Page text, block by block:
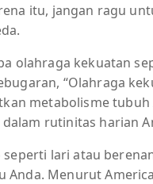
itu, jangan ragu
olahraga kekuatan
“Olahraga
metabolisme tubuh
rutinitas harian
lari atau
Menurut